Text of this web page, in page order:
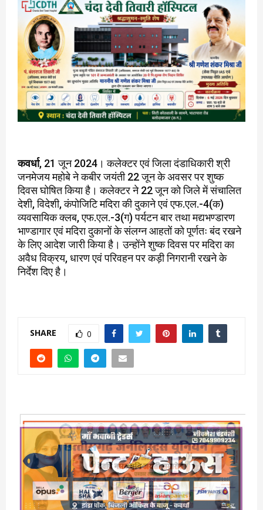
कवर्धा, 21 जून 2024। कलेक्टर एवं जिला दंडाधिकारी श्री
जनमेजय महोबे ने कबीर जयंती 22 जून के अवसर पर शुष्क
दिवस घोषित किया है। कलेक्टर ने 22 जून को जिले में संचालित
देशी, विदेशी, कंपोजिटि मदिरा की दुकाने एवं एफ.एल.-4(क)
व्यवसायिक क्लब, एफ.एल.-3(ग) पर्यटन बार तथा मद्यभण्डारण
भाण्डागार एवं मदिरा दुकानों के संलग्न आहतों को पूर्णतः बंद रखने
के लिए आदेश जारी किया है। उन्होंने शुष्क दिवस पर मदिरा का
अवैध विक्रय, धारण एवं परिवहन पर कड़ी निगरानी रखने के
निर्देश दिए है।
SHARE 0